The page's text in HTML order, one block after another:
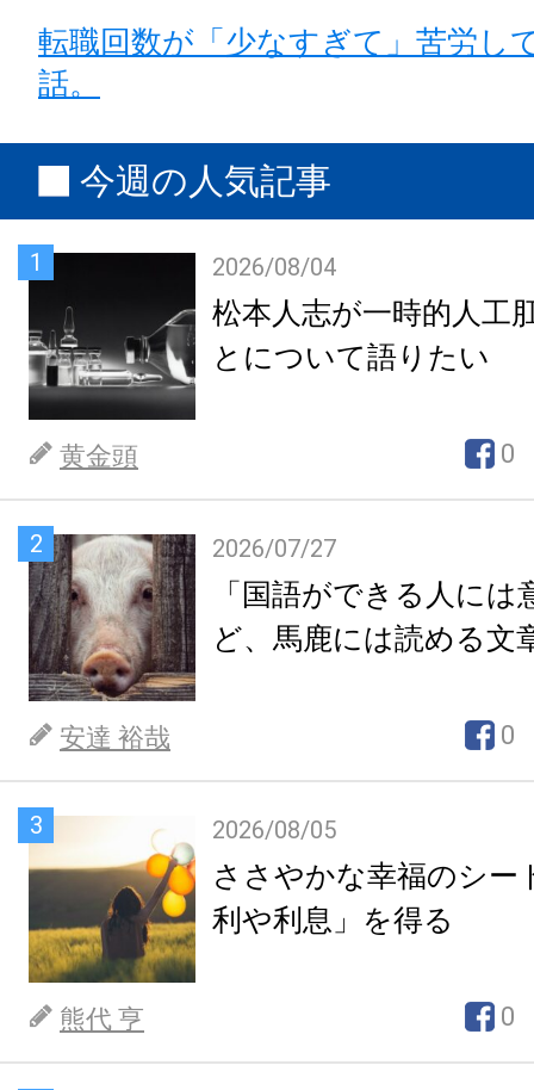
転職回数が「少なすぎて」苦労し
話。
今週の人気記事
1 2026/08/04
松本人志が一時的人工
とについて語りたい
黄金頭 0
2 2026/07/27
「国語ができる人には
ど、馬鹿には読める文
安達 裕哉 0
3 2026/08/05
ささやかな幸福のシー
利や利息」を得る
熊代 亨 0